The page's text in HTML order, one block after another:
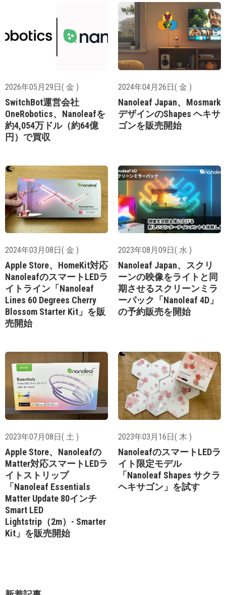
2026年05月29日( 金 )
SwitchBot運営会社
OneRobotics、Nanoleafを
約4,054万ドル（約64億
円）で買収
2024年04月26日( 金 )
Nanoleaf Japan、Mosmark
デザインのShapes ヘキサ
ゴンを販売開始
2024年03月08日( 金 )
Apple Store、HomeKit対応
NanoleafのスマートLEDラ
イトライン「Nanoleaf
Lines 60 Degrees Cherry
Blossom Starter Kit」を販
売開始
2023年08月09日( 水 )
Nanoleaf Japan、スクリ
ーンの映像をライトと同
期させるスクリーンミラ
ーパック「Nanoleaf 4D」
の予約販売を開始
2023年07月08日( 土 )
Apple Store、Nanoleafの
Matter対応スマートLEDラ
イトストリップ
「Nanoleaf Essentials
Matter Update 80インチ
Smart LED
Lightstrip（2m）- Smarter
Kit」を販売開始
2023年03月16日( 木 )
NanoleafのスマートLEDラ
イト限定モデル
「Nanoleaf Shapes サクラ
ヘキサゴン」を試す